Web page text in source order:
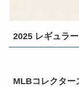
2025 レギュラ
MLBコレクター